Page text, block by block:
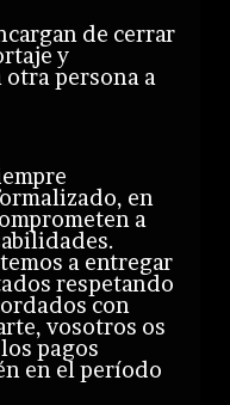
de cerrar
y
persona a
en
a
a entregar
respetando
con
vosotros os
pagos
en el período